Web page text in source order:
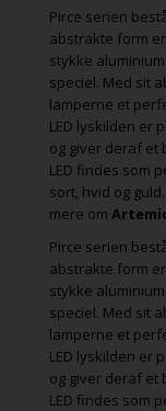
belysning, der både
giver funktionalitet og
skaber en smuk,
hyggelig stemning, så
du kan nyde din have
hele året rundt, selv
når vintermørket
falder på.
Pirce serien
abstrakte form
stykke
speciel. Med sit
lamperne et
LED lyskilden er
og giver deraf et
LED findes som
sort, hvid og
mere om
Pirce serien
abstrakte form
stykke
speciel. Med sit
lamperne et
LED lyskilden er
og giver deraf et
LED findes som